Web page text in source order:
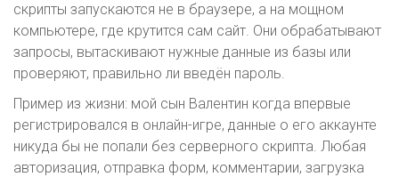
скрипты запускаются не в браузере, а на мощном
компьютере, где крутится сам сайт. Они обрабатывают
запросы, вытаскивают нужные данные из базы или
проверяют, правильно ли введён пароль.
Пример из жизни: мой сын Валентин когда впервые
регистрировался в онлайн-игре, данные о его аккаунте
никуда бы не попали без серверного скрипта. Любая
авторизация, отправка форм, комментарии, загрузка